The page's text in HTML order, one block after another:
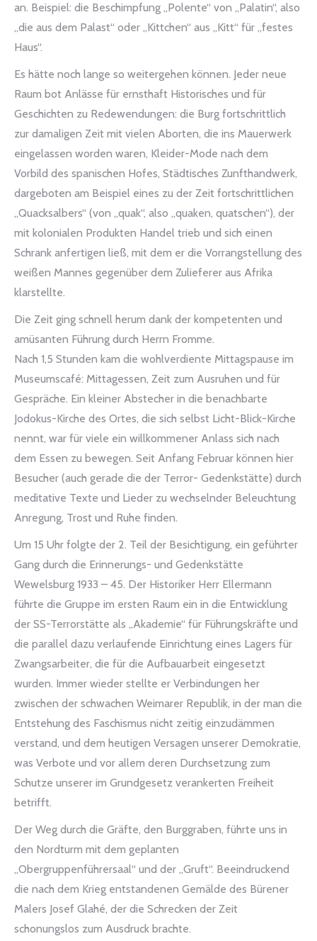
an. Beispiel: die Beschimpfung „Polente“ von „Palatin“, also
„die aus dem Palast“ oder „Kittchen“ aus „Kitt“ für „festes
Haus“.
Es hätte noch lange so weitergehen können. Jeder neue
Raum bot Anlässe für ernsthaft Historisches und für
Geschichten zu Redewendungen: die Burg fortschrittlich
zur damaligen Zeit mit vielen Aborten, die ins Mauerwerk
eingelassen worden waren, Kleider-Mode nach dem
Vorbild des spanischen Hofes, Städtisches Zunfthandwerk,
dargeboten am Beispiel eines zu der Zeit fortschrittlichen
„Quacksalbers“ (von „quak“, also „quaken, quatschen“), der
mit kolonialen Produkten Handel trieb und sich einen
Schrank anfertigen ließ, mit dem er die Vorrangstellung des
weißen Mannes gegenüber dem Zulieferer aus Afrika
klarstellte.
Die Zeit ging schnell herum dank der kompetenten und
amüsanten Führung durch Herrn Fromme.
Nach 1,5 Stunden kam die wohlverdiente Mittagspause im
Museumscafé: Mittagessen, Zeit zum Ausruhen und für
Gespräche. Ein kleiner Abstecher in die benachbarte
Jodokus-Kirche des Ortes, die sich selbst Licht-Blick-Kirche
nennt, war für viele ein willkommener Anlass sich nach
dem Essen zu bewegen. Seit Anfang Februar können hier
Besucher (auch gerade die der Terror- Gedenkstätte) durch
meditative Texte und Lieder zu wechselnder Beleuchtung
Anregung, Trost und Ruhe finden.
Um 15 Uhr folgte der 2. Teil der Besichtigung, ein geführter
Gang durch die Erinnerungs- und Gedenkstätte
Wewelsburg 1933 – 45. Der Historiker Herr Ellermann
führte die Gruppe im ersten Raum ein in die Entwicklung
der SS-Terrorstätte als „Akademie“ für Führungskräfte und
die parallel dazu verlaufende Einrichtung eines Lagers für
Zwangsarbeiter, die für die Aufbauarbeit eingesetzt
wurden. Immer wieder stellte er Verbindungen her
zwischen der schwachen Weimarer Republik, in der man die
Entstehung des Faschismus nicht zeitig einzudämmen
verstand, und dem heutigen Versagen unserer Demokratie,
was Verbote und vor allem deren Durchsetzung zum
Schutze unserer im Grundgesetz verankerten Freiheit
betrifft.
Der Weg durch die Gräfte, den Burggraben, führte uns in
den Nordturm mit dem geplanten
„Obergruppenführersaal“ und der „Gruft“. Beeindruckend
die nach dem Krieg entstandenen Gemälde des Bürener
Malers Josef Glahé, der die Schrecken der Zeit
schonungslos zum Ausdruck brachte.